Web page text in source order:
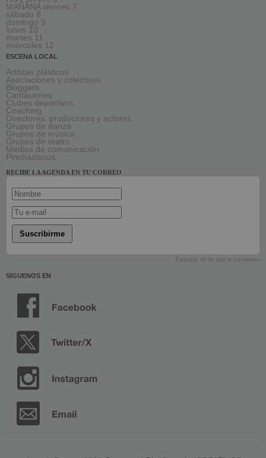
MAÑANA viernes 7
sábado 8
domingo 9
lunes 10
martes 11
miércoles 12
ESCENA LOCAL
Artistas plásticos
Asociaciones y colectivos
Bloggers
Cantautores
Clubes deportivos
Coaching
Directores, productores y actores
Grupos de danza
Grupos de música
Grupos de teatro
Medios de comunicación
Pinchadiscos
RECIBE LA AGENDA EN TU CORREO
Suscribirme
Ejemplo de lo que te enviamos
SÍGUENOS EN